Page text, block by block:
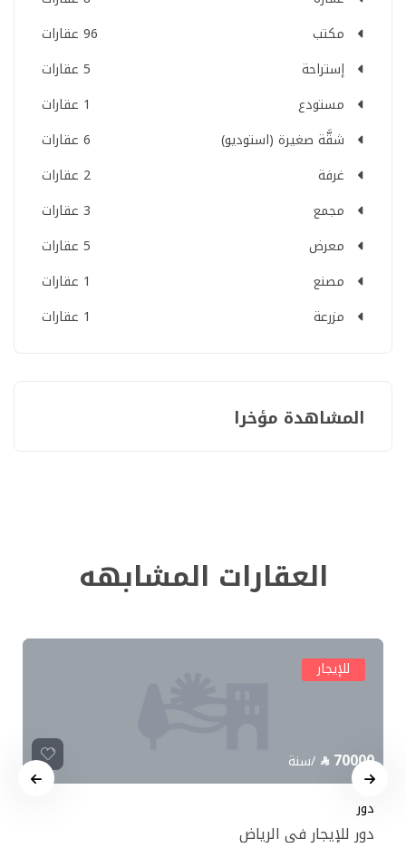
مكتب
96 عقارات
إستراحة
5 عقارات
مستودع
1 عقارات
شقَّة صغيرة (استوديو)
6 عقارات
غرفة
2 عقارات
مجمع
3 عقارات
معرض
5 عقارات
مصنع
1 عقارات
مزرعة
1 عقارات
المشاهدة مؤخرا
العقارات المشابهه
للإيجار
70000
/سنة
دور
دور للإيجار في الرياض